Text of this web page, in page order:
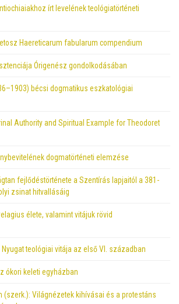
írt levelének teológiatörténeti
Haereticarum fabularum compendium
Órigenész gondolkodásában
bécsi dogmatikus eszkatológiai
Authority and Spiritual Example for Theodoret
dogmatörténeti elemzése
fejlődéstörténete a Szentírás lapjaitól a 381-
zsinat hitvallásáig
élete, valamint vitájuk rövid
Nyugat teológiai vitája az első VI. században
ókori keleti egyházban
(szerk.): Világnézetek kihívásai és a protestáns